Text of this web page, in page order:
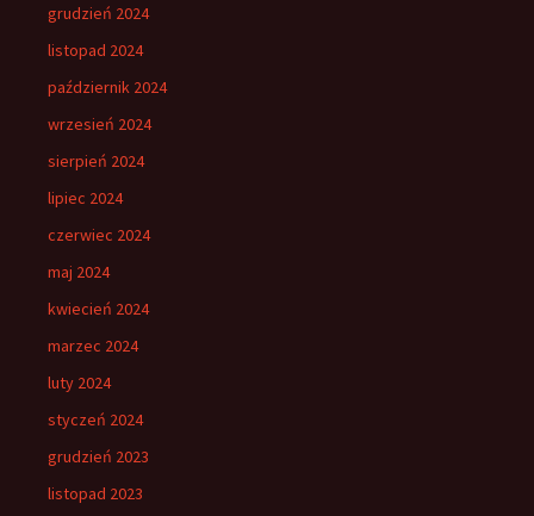
grudzień 2024
listopad 2024
październik 2024
wrzesień 2024
sierpień 2024
lipiec 2024
czerwiec 2024
maj 2024
kwiecień 2024
marzec 2024
luty 2024
styczeń 2024
grudzień 2023
listopad 2023